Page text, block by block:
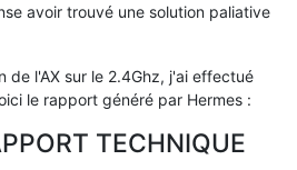
avoir trouvé une solution paliative
de l'AX sur le 2.4Ghz, j'ai effectué
le rapport généré par Hermes :
TECHNIQUE